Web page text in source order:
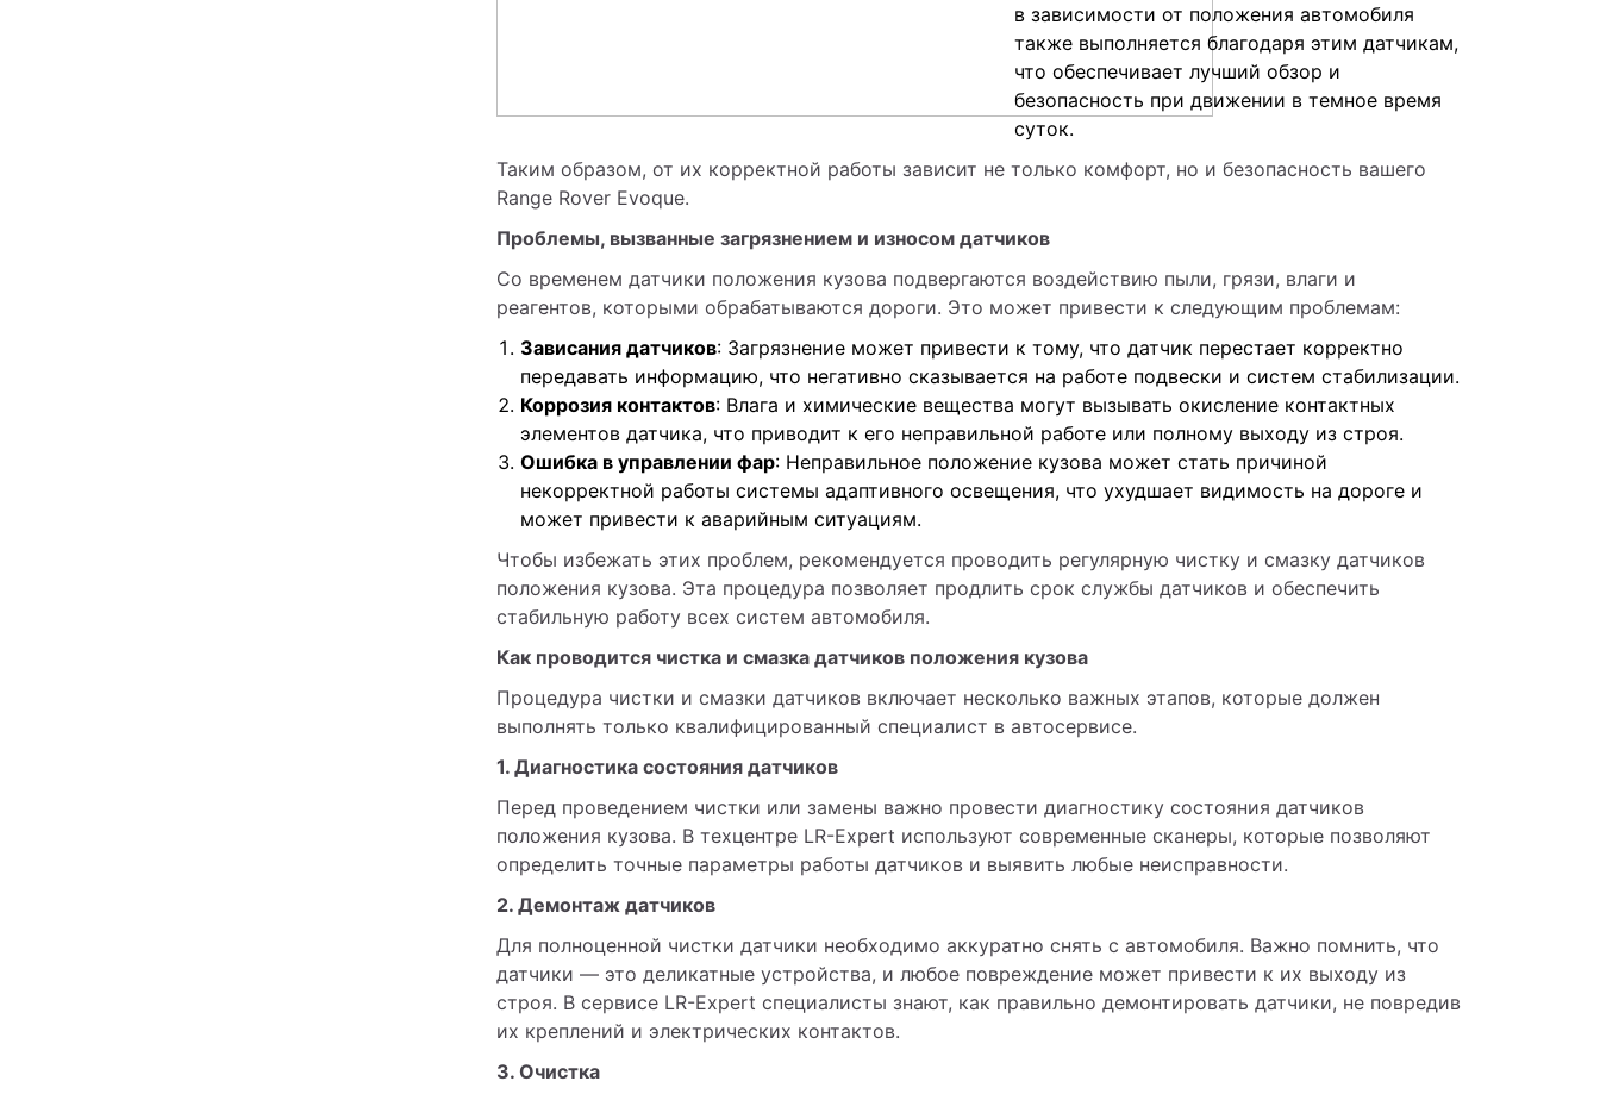
в зависимости от положения автомобиля
также выполняется благодаря этим датчикам,
что обеспечивает лучший обзор и
безопасность при движении в темное время
суток.
Таким образом, от их корректной работы зависит не только комфорт, но и безопасность вашего
Range Rover Evoque.
Проблемы, вызванные загрязнением и износом датчиков
Со временем датчики положения кузова подвергаются воздействию пыли, грязи, влаги и
реагентов, которыми обрабатываются дороги. Это может привести к следующим проблемам:
Зависания датчиков: Загрязнение может привести к тому, что датчик перестает корректно
передавать информацию, что негативно сказывается на работе подвески и систем стабилизации.
Коррозия контактов: Влага и химические вещества могут вызывать окисление контактных
элементов датчика, что приводит к его неправильной работе или полному выходу из строя.
Ошибка в управлении фар: Неправильное положение кузова может стать причиной
некорректной работы системы адаптивного освещения, что ухудшает видимость на дороге и
может привести к аварийным ситуациям.
Чтобы избежать этих проблем, рекомендуется проводить регулярную чистку и смазку датчиков
положения кузова. Эта процедура позволяет продлить срок службы датчиков и обеспечить
стабильную работу всех систем автомобиля.
Как проводится чистка и смазка датчиков положения кузова
Процедура чистки и смазки датчиков включает несколько важных этапов, которые должен
выполнять только квалифицированный специалист в автосервисе.
1. Диагностика состояния датчиков
Перед проведением чистки или замены важно провести диагностику состояния датчиков
положения кузова. В техцентре LR-Expert используют современные сканеры, которые позволяют
определить точные параметры работы датчиков и выявить любые неисправности.
2. Демонтаж датчиков
Для полноценной чистки датчики необходимо аккуратно снять с автомобиля. Важно помнить, что
датчики — это деликатные устройства, и любое повреждение может привести к их выходу из
строя. В сервисе LR-Expert специалисты знают, как правильно демонтировать датчики, не повредив
их креплений и электрических контактов.
3. Очистка